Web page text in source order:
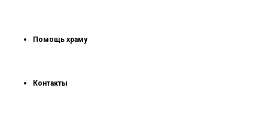
Помощь храму
Контакты